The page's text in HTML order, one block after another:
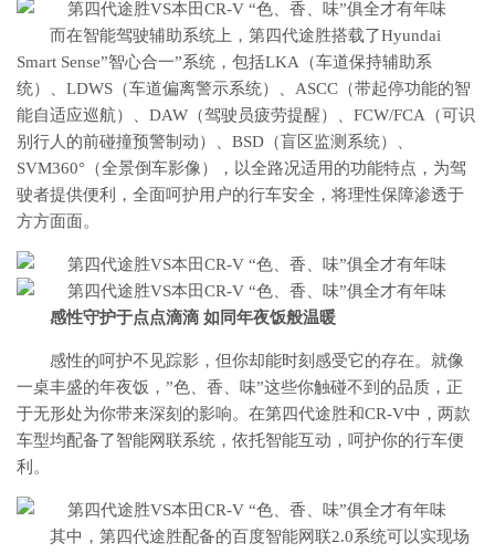
而在智能驾驶辅助系统上，第四代途胜搭载了Hyundai
Smart Sense”智心合一”系统，包括LKA（车道保持辅助系
统）、LDWS（车道偏离警示系统）、ASCC（带起停功能的智
能自适应巡航）、DAW（驾驶员疲劳提醒）、FCW/FCA（可识
别行人的前碰撞预警制动）、BSD（盲区监测系统）、
SVM360°（全景倒车影像），以全路况适用的功能特点，为驾
驶者提供便利，全面呵护用户的行车安全，将理性保障渗透于
方方面面。
感性守护于点点滴滴 如同年夜饭般温暖
感性的呵护不见踪影，但你却能时刻感受它的存在。就像
一桌丰盛的年夜饭，”色、香、味”这些你触碰不到的品质，正
于无形处为你带来深刻的影响。在第四代途胜和CR-V中，两款
车型均配备了智能网联系统，依托智能互动，呵护你的行车便
利。
其中，第四代途胜配备的百度智能网联2.0系统可以实现场